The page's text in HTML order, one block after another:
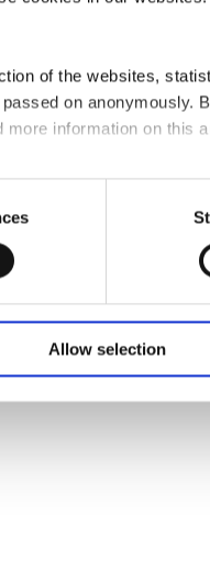
of the websites,
on anonymously.
information on this
Allow selection
le 20.12.2026
Alzette